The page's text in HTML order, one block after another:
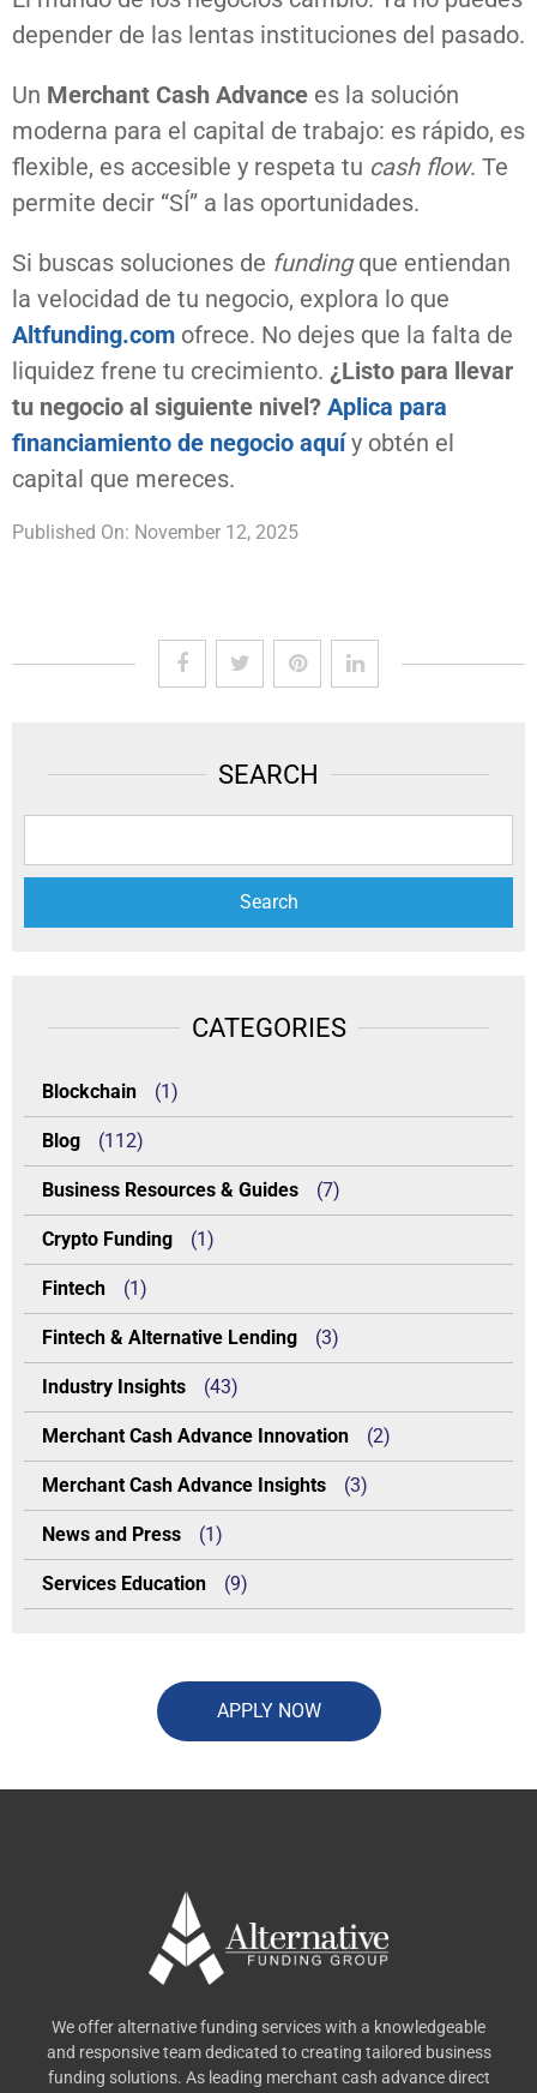
depender de las lentas instituciones del pasado.
Un Merchant Cash Advance es la solución
moderna para el capital de trabajo: es rápido, es
flexible, es accesible y respeta tu cash flow. Te
permite decir “SÍ” a las oportunidades.
Si buscas soluciones de fundingque entiendan
la velocidad de tu negocio, explora lo que
Altfunding.com ofrece. No dejes que la falta de
liquidez frene tu crecimiento. ¿Listo para llevar
tu negocio al siguiente nivel? Aplica para
financiamiento de negocio aquíy obtén el
capital que mereces.
Published On: November 12, 2025
SEARCH
CATEGORIES
Blockchain (1)
Blog (112)
Business Resources & Guides (7)
Crypto Funding (1)
Fintech (1)
Fintech & Alternative Lending (3)
Industry Insights (43)
Merchant Cash Advance Innovation (2)
Merchant Cash Advance Insights (3)
News and Press (1)
Services Education (9)
APPLY NOW
We offer alternative funding services with a knowledgeable
and responsive team dedicated to creating tailored business
funding solutions. As leading merchant cash advance direct